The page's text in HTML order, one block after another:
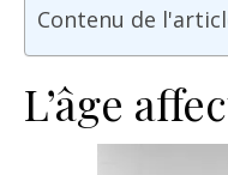
Contenu de
L’âge